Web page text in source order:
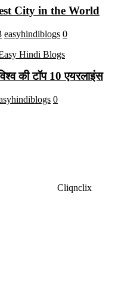
City in the World
easyhindiblogs 0
की टॉप 10 एयरलाइंस
0